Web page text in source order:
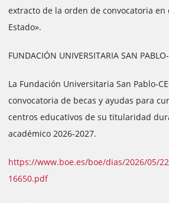
extracto de la orden de convocatoria en
Estado».
FUNDACIÓN UNIVERSITARIA SAN
La Fundación Universitaria San Pablo-
convocatoria de becas y ayudas para
centros educativos de su titularidad
académico 2026-2027.
https://www.boe.es/boe/dias/2026/05/
16650.pdf